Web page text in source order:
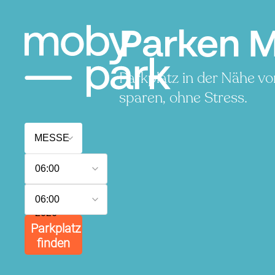
Parken
Parkplatz in der Nähe
sparen, ohne Stress.
August
2026
06:00
August
2026
06:00
Parkplatz
finden